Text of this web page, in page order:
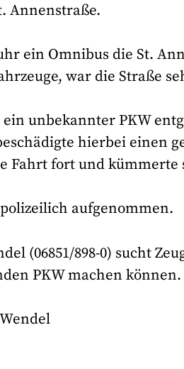
Annenstraße.
ein Omnibus die St.
war die Straße
unbekannter PKW
hierbei einen
Fahrt fort und
aufgenommen.
(06851/898-0) sucht
PKW machen können.